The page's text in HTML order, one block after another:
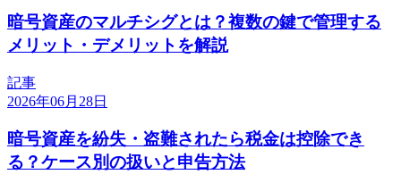
暗号資産のマルチシグとは？複数の鍵で管理する
メリット・デメリットを解説
記事
2026年06月28日
暗号資産を紛失・盗難されたら税金は控除でき
る？ケース別の扱いと申告方法